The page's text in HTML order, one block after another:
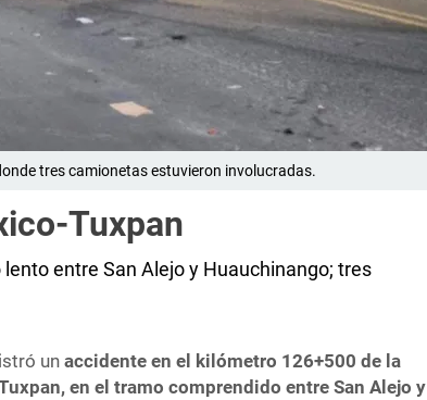
tres camionetas estuvieron involucradas.
Tuxpan
entre San Alejo y Huauchinango; tres
unaccidente en el kilómetro 126+500 de la
en el tramo comprendido entre San Alejo y